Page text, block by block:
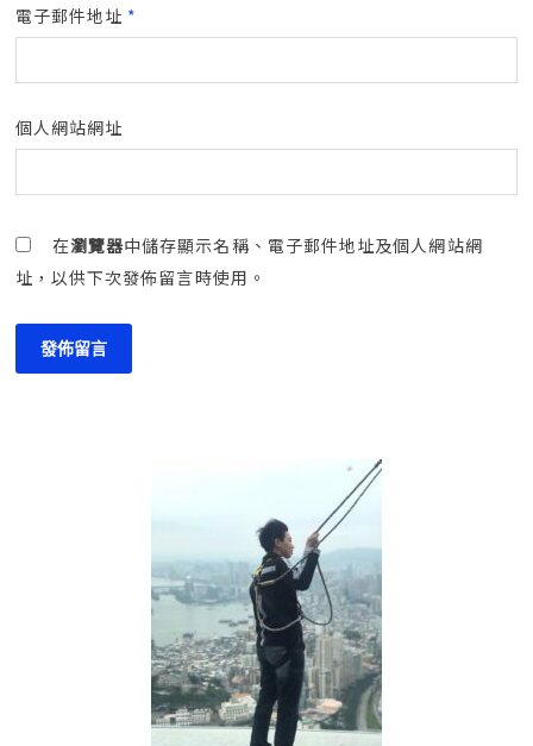
電子郵件地址 *
個人網站網址
在瀏覽器中儲存顯示名稱、電子郵件地址及個人網站網
址，以供下次發佈留言時使用。